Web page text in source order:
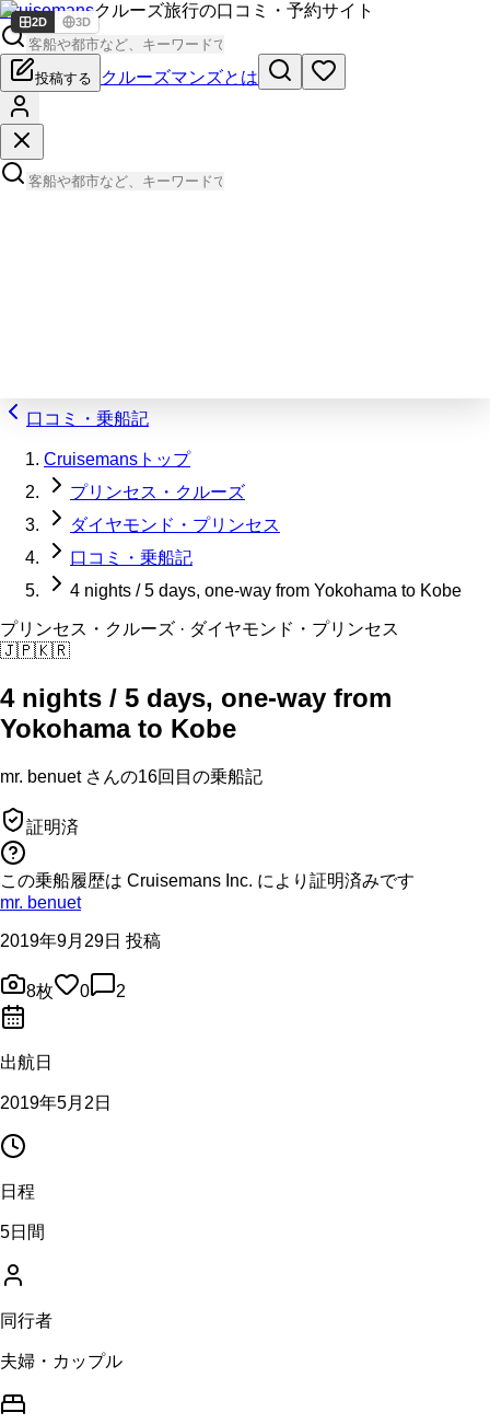
Cruisemansクルーズ旅行の口コミ・予約サイト
投稿する クルーズマンズとは
口コミ・乗船記
Cruisemansトップ
プリンセス・クルーズ
ダイヤモンド・プリンセス
口コミ・乗船記
4 nights / 5 days, one-way from Yokohama to Kobe
プリンセス・クルーズ · ダイヤモンド・プリンセス
🇯🇵🇰🇷
4 nights / 5 days, one-way from
Yokohama to Kobe
mr. benuetさんの16回目の乗船記
証明済
この乗船履歴は Cruisemans Inc. により証明済みです
mr. benuet
2019年9月29日 投稿
8枚 0 2
出航日
2019年5月2日
日程
5日間
同行者
夫婦・カップル
2D 3D